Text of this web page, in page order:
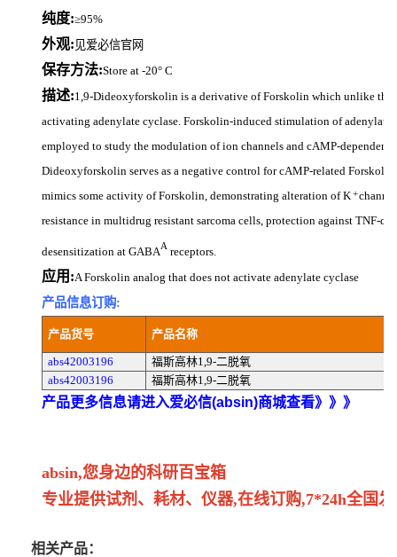
纯度:≥95%
外观: 见爱必信官网
保存方法:Store at -20° C
描述:1,9-Dideoxyforskolin is a derivative of Forskolin which unlike the
activating adenylate cyclase. Forskolin-induced stimulation of adenylate
employed to study the modulation of ion channels and cAMP-dependent
Dideoxyforskolin serves as a negative control for cAMP-related
mimics some activity of Forskolin, demonstrating alteration of K+
resistance in multidrug resistant sarcoma cells, protection against TNF-
desensitization at GABAA receptors.
应用:A Forskolin analog that does not activate adenylate cyclase
产品信息订购:
产品货号 产品名称
abs42003196
福斯高林1,9-二脱氧
abs42003196
福斯高林1,9-二脱氧
产品更多信息请进入爱必信(absin)商城查看》》》
absin,您身边的科研百宝箱
专业提供试剂、耗材、仪器,在线订购,7*24h全国
相关产品：